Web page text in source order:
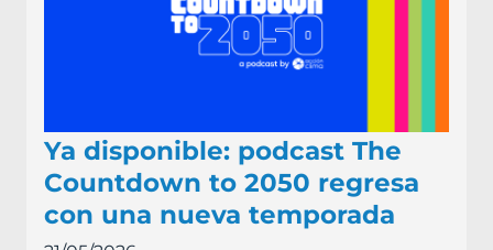
Ya disponible: podcast The
Countdown to 2050 regresa
con una nueva temporada